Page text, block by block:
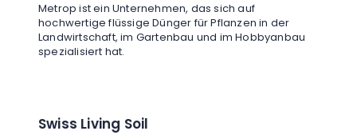
Metrop ist ein Unternehmen, das sich auf
hochwertige flüssige Dünger für Pflanzen in der
Landwirtschaft, im Gartenbau und im Hobbyanbau
spezialisiert hat.
Swiss Living Soil